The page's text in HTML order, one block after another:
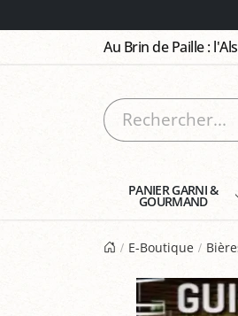
Au Brin de Paille :
PANIER GARNI &
GOURMAND
E-Boutique